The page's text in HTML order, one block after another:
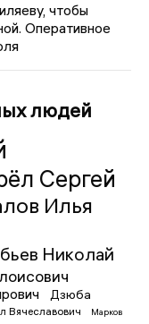
чтобы
Оперативное
людей
Сергей
Илья
Николай
Дзюба
Вячеславович
Марков